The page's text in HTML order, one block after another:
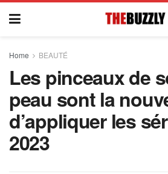
Home BEAUTÉ
Les pinceaux de
peau sont la
d’appliquer les
2023